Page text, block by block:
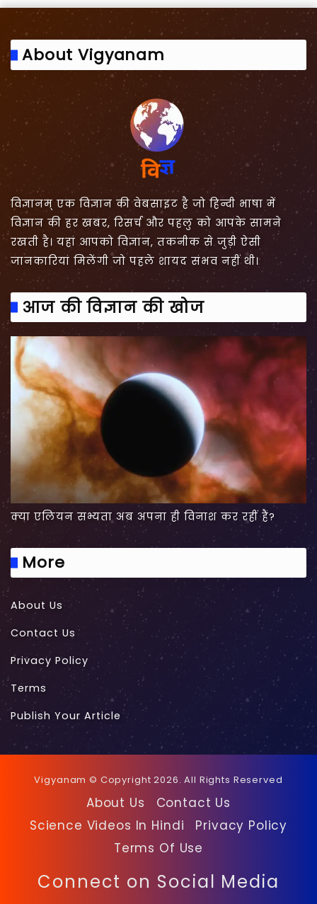
About Vigyanam
विज्ञानम् एक विज्ञान की वेबसाइट है जो हिन्दी भाषा में
विज्ञान की हर खबर, रिसर्च और पहलु को आपके सामने
रखती है। यहां आपको विज्ञान, तकनीक से जुड़ी ऐसी
जानकारियां मिलेंगी जो पहले शायद संभव नहीं थी।
आज की विज्ञान की खोज
क्या एलियन सभ्यता अब अपना ही विनाश कर रहीं हैं?
More
About Us
Contact Us
Privacy Policy
Terms
Publish Your Article
Vigyanam © Copyright 2026. All Rights Reserved
About Us
Contact Us
Science Videos In Hindi
Privacy Policy
Terms Of Use